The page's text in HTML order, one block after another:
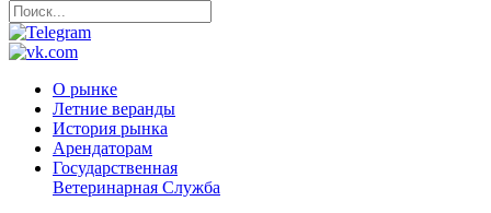
О рынке
Летние веранды
История рынка
Арендаторам
Государственная
Ветеринарная Служба